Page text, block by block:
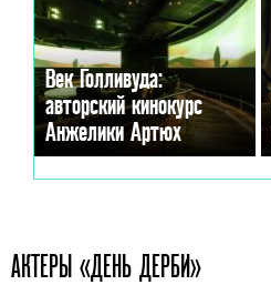
Век Голливуда:
авторский кинокурс
Анжелики Артюх
АКТЕРЫ «ДЕНЬ ДЕРБИ»